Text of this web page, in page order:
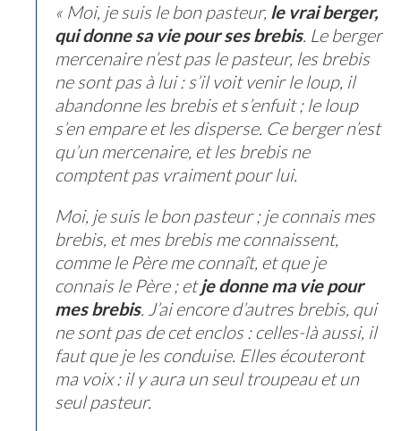
« Moi, je suis le bon pasteur, le vrai berger,
qui donne sa vie pour ses brebis. Le berger
mercenaire n’est pas le pasteur, les brebis
ne sont pas à lui : s’il voit venir le loup, il
abandonne les brebis et s’enfuit ; le loup
s’en empare et les disperse. Ce berger n’est
qu’un mercenaire, et les brebis ne
comptent pas vraiment pour lui.
Moi, je suis le bon pasteur ; je connais mes
brebis, et mes brebis me connaissent,
comme le Père me connaît, et que je
connais le Père ; etje donne ma vie pour
mes brebis. J’ai encore d’autres brebis, qui
ne sont pas de cet enclos : celles-là aussi, il
faut que je les conduise. Elles écouteront
ma voix : il y aura un seul troupeau et un
seul pasteur.